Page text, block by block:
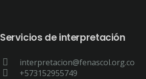
Servicios de interpretación
interpretacion@fenascol.org.co
+573152955749